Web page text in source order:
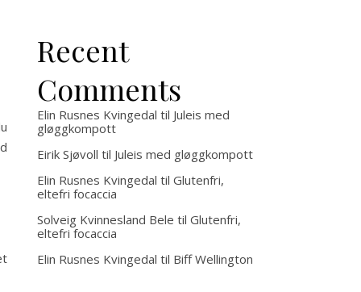
Recent
Comments
Elin Rusnes Kvingedal til Juleis med
gløggkompott
Eirik Sjøvoll til Juleis med gløggkompott
Elin Rusnes Kvingedal til Glutenfri,
eltefri focaccia
Solveig Kvinnesland Bele til Glutenfri,
eltefri focaccia
Elin Rusnes Kvingedal til Biff Wellington